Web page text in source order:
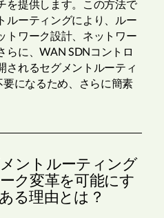
を提供します。この方法で
ルーティングにより、ルー
トワーク設計、ネットワー
らに、WAN SDNコントロ
されるセグメントルーティ
要になるため、さらに簡素
ントルーティング
ク変革を可能にす
る理由とは？